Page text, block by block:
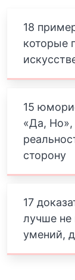
18
которые
15
«Да,
сторону
17
лучше не
умений,